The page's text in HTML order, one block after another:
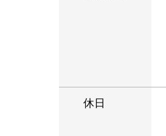
休日